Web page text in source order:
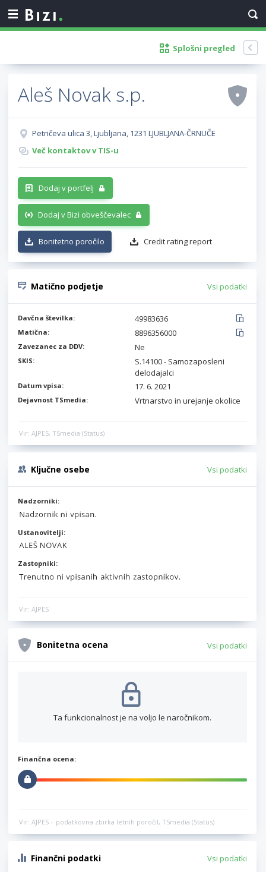
Splošni pregled
Aleš Novak s.p.
Petričeva ulica 3, Ljubljana, 1231 LJUBLJANA-ČRNUČE
Več kontaktov v TIS-u
Dodaj v portfelj
Dodaj v Bizi obveščevalec
Bonitetno poročilo Credit rating report
Matično podjetje Vsi podatki
Davčna številka: 49983636
Matična: 8896356000
Zavezanec za DDV: Ne
SKIS:
S.14100 - Samozaposleni
delodajalci
Datum vpisa: 17. 6. 2021
Dejavnost TSmedia: Vrtnarstvo in urejanje okolice
Vir: AJPES, TSmedia (Status)
Ključne osebe Vsi podatki
Nadzorniki:
Ustanovitelji:
Zastopniki:
Vir: AJPES
Bonitetna ocena Vsi podatki
Ta funkcionalnost je na voljo le naročnikom.
Finančna ocena:
Vir: AJPES – podatkovna zbirka letnih poročil, TSmedia (Status)
Finančni podatki Vsi podatki